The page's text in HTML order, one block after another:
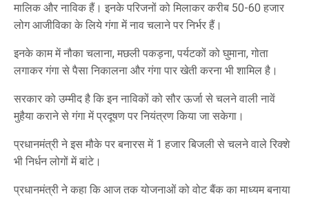
मालिक और नाविक हैं। इनके परिजनों को मिलाकर करीब 50-60 हजार
लोग आजीविका के लिये गंगा में नाव चलाने पर निर्भर हैं।
इनके काम में नौका चलाना, मछली पकड़ना, पर्यटकों को घुमाना, गोता
लगाकर गंगा से पैसा निकालना और गंगा पार खेती करना भी शामिल है।
सरकार को उम्मीद है कि इन नाविकों को सौर ऊर्जा से चलने वाली नावें
मुहैया कराने से गंगा में प्रदूषण पर नियंत्रण किया जा सकेगा।
प्रधानमंत्री ने इस मौके पर बनारस में 1 हजार बिजली से चलने वाले रिक्शे
भी निर्धन लोगों में बांटे।
प्रधानमंत्री ने कहा कि आज तक योजनाओं को वोट बैंक का माध्यम बनाया